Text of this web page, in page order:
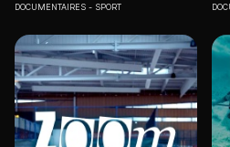
DOCUMENTAIRES SPORT